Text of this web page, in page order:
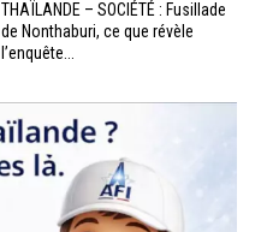
THAÏLANDE – SOCIÉTÉ : Fusillade
de Nonthaburi, ce que révèle
l’enquête...